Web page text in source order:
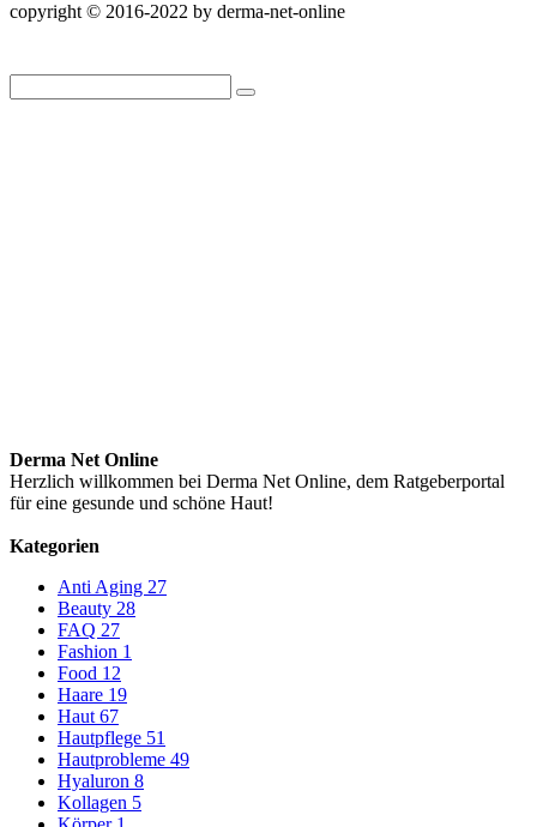
copyright © 2016-2022 by derma-net-online
Derma Net Online
Herzlich willkommen bei Derma Net Online, dem Ratgeberportal
für eine gesunde und schöne Haut!
Kategorien
Anti Aging 27
Beauty 28
FAQ 27
Fashion 1
Food 12
Haare 19
Haut 67
Hautpflege 51
Hautprobleme 49
Hyaluron 8
Kollagen 5